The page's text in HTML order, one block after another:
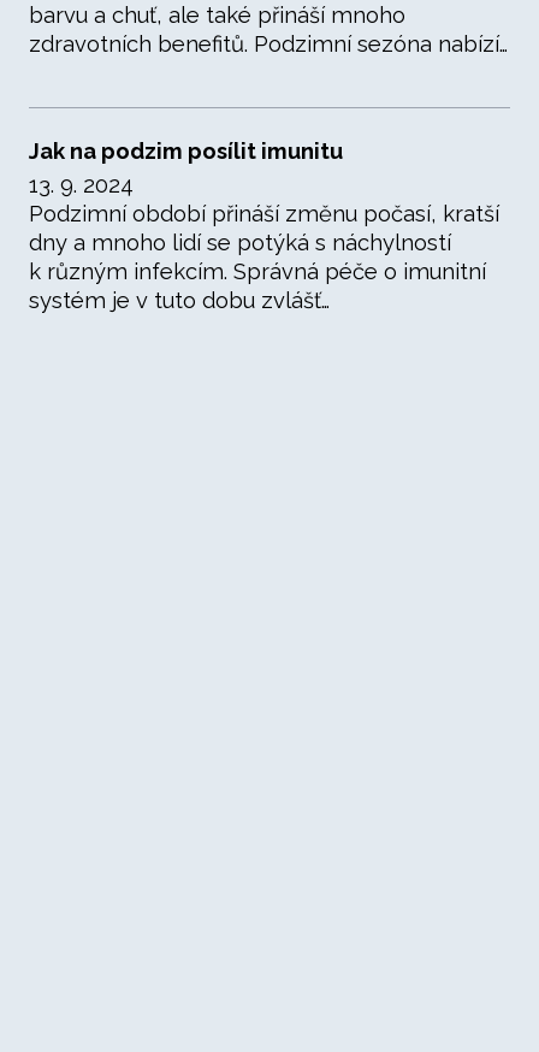
barvu a chuť, ale také přináší mnoho
zdravotních benefitů. Podzimní sezóna nabízí…
Jak na podzim posílit imunitu
13. 9. 2024
Podzimní období přináší změnu počasí, kratší
dny a mnoho lidí se potýká s náchylností
k různým infekcím. Správná péče o imunitní
systém je v tuto dobu zvlášť…